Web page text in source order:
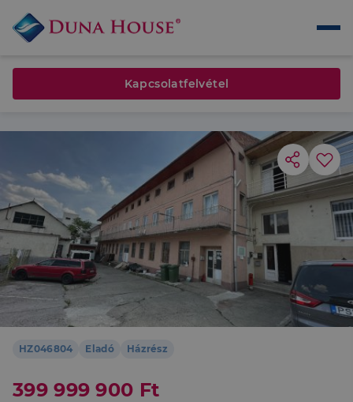
HZ046804 Eladó Házrész
399 999 900 Ft
Kapcsolatfelvétel